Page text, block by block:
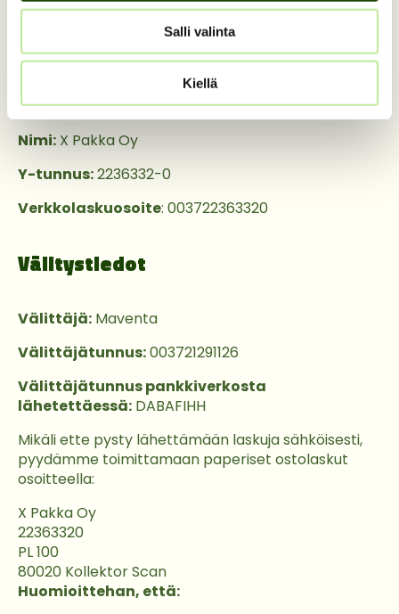
Salli valinta
Kiellä
Verkkolaskuosoitetietomme ovat seuraavat:
Yrityksemme tiedot
Nimi: X Pakka Oy
Y-tunnus:2236332-0
Verkkolaskuosoite: 003722363320
Välitystiedot
Välittäjä: Maventa
Välittäjätunnus:003721291126
Välittäjätunnus pankkiverkosta
lähetettäessä: DABAFIHH
Mikäli ette pysty lähettämään laskuja sähköisesti,
pyydämme toimittamaan paperiset ostolaskut
osoitteella:
X Pakka Oy
22363320
PL 100
80020 Kollektor Scan
Huomioittehan, että: